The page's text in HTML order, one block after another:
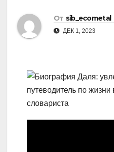
От sib_ecometal
ДЕК 1, 2023